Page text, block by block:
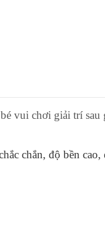
vui chơi giải trí sau
chắn, độ bền